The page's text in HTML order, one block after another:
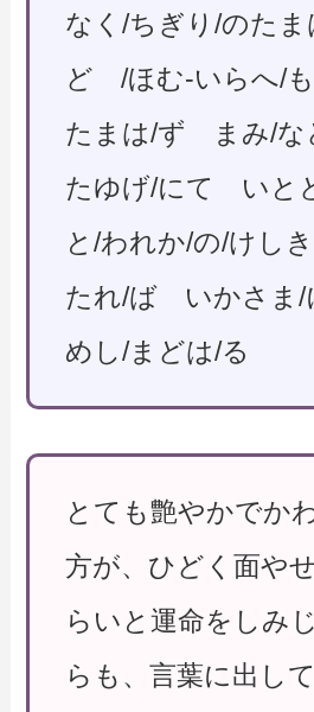
なく/ちぎり/のた
ど /ほむ-いらへ/
たまは/ず まみ/な
たゆげ/にて いと
と/われか/の/けし
たれ/ば いかさま/
めし/まどは/る
とても艶やかでか
方が、ひどく面や
らいと運命をしみ
らも、言葉に出し